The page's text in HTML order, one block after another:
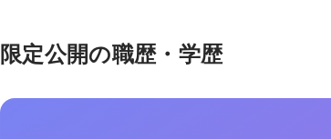
限定公開の職歴・学歴